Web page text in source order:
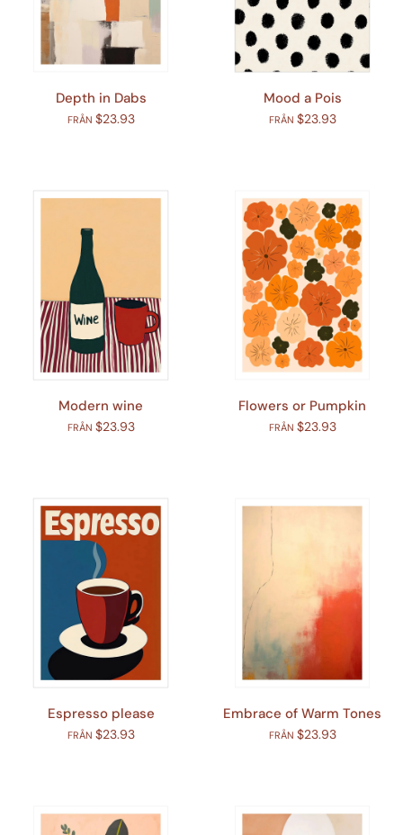
Depth in Dabs
FRÅN $23.93
Mood a Pois
FRÅN $23.93
Modern wine
FRÅN $23.93
Flowers or Pumpkin
FRÅN $23.93
Espresso please
FRÅN $23.93
Embrace of Warm Tones
FRÅN $23.93